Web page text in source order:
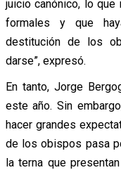
juicio canónico, lo
formales y que
destitución de los
darse”, expresó.
En tanto, Jorge
este año. Sin
hacer grandes
de los obispos pasa
la terna que